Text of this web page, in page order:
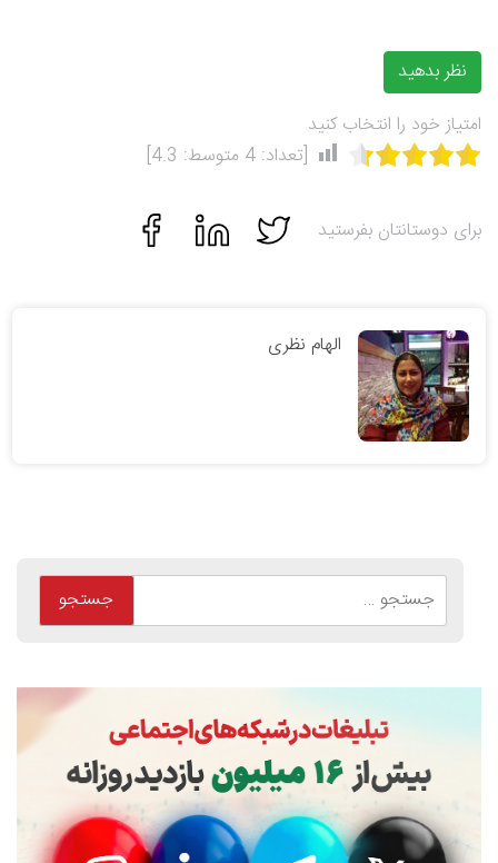
نظر بدهید
امتیاز خود را انتخاب کنید
[تعداد: 4 متوسط: 4.3
]
برای دوستانتان بفرستید
الهام نظری
جستجو
برای: